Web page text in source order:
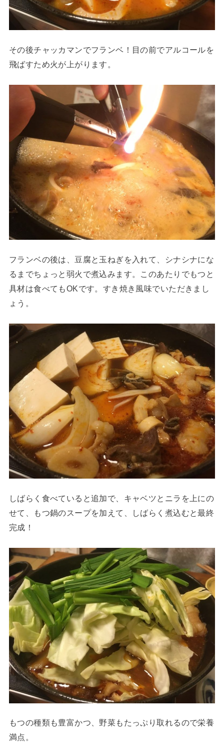
その後チャッカマンでフランベ！目の前でアルコールを
飛ばすため火が上がります。
フランベの後は、豆腐と玉ねぎを入れて、シナシナにな
るまでちょっと弱火で煮込みます。このあたりでもつと
具材は食べてもOKです。すき焼き風味でいただきまし
ょう。
しばらく食べていると追加で、キャベツとニラを上にの
せて、もつ鍋のスープを加えて、しばらく煮込むと最終
完成！
もつの種類も豊富かつ、野菜もたっぷり取れるので栄養
満点。